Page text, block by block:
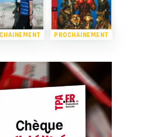
PROCHAINEMENT